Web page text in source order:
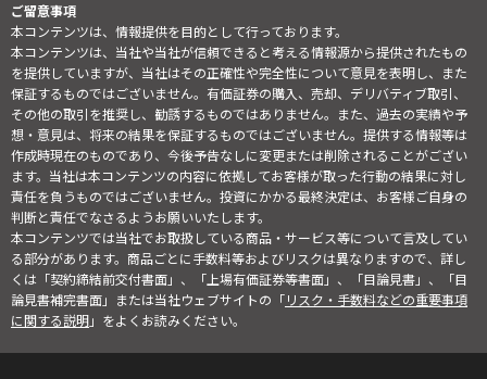
ご留意事項
本コンテンツは、情報提供を目的として行っております。
本コンテンツは、当社や当社が信頼できると考える情報源から提供されたもの
を提供していますが、当社はその正確性や完全性について意見を表明し、また
保証するものではございません。有価証券の購入、売却、デリバティブ取引、
その他の取引を推奨し、勧誘するものではありません。また、過去の実績や予
想・意見は、将来の結果を保証するものではございません。提供する情報等は
作成時現在のものであり、今後予告なしに変更または削除されることがござい
ます。当社は本コンテンツの内容に依拠してお客様が取った行動の結果に対し
責任を負うものではございません。投資にかかる最終決定は、お客様ご自身の
判断と責任でなさるようお願いいたします。
本コンテンツでは当社でお取扱している商品・サービス等について言及してい
る部分があります。商品ごとに手数料等およびリスクは異なりますので、詳し
くは「契約締結前交付書面」、「上場有価証券等書面」、「目論見書」、「目
論見書補完書面」または当社ウェブサイトの「リスク・手数料などの重要事項
に関する説明」をよくお読みください。